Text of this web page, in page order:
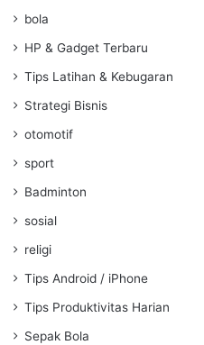
bola
HP & Gadget Terbaru
Tips Latihan & Kebugaran
Strategi Bisnis
otomotif
sport
Badminton
sosial
religi
Tips Android / iPhone
Tips Produktivitas Harian
Sepak Bola